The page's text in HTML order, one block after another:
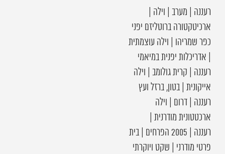
רעננה | מערב | וילה |
ארכיטקטורה ברוטליזם יפני
כפר שמריהו | וילה עוצמתית
| אדריכלות יפנית במיאמי
רעננה | קרית גולומב | וילה
אייקונית | בטון, ברזל ועץ
רעננה | דרום | וילה
ארכטטונית מודרנית |
רעננה | 2005 הפרחים | בית
פרטי מודרני | שקט ויוקרתי